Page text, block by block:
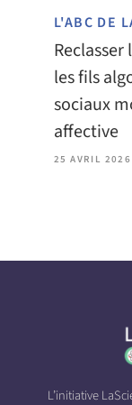
L'ABC DE
les fils
sociaux
affective
25 AVRIL 2026
L’initiative